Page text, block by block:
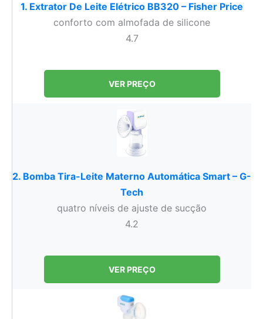
1. Extrator De Leite Elétrico BB320 – Fisher Price
conforto com almofada de silicone
4.7
VER PREÇO
2. Bomba Tira-Leite Materno Automática Smart – G-
Tech
quatro níveis de ajuste de sucção
4.2
VER PREÇO